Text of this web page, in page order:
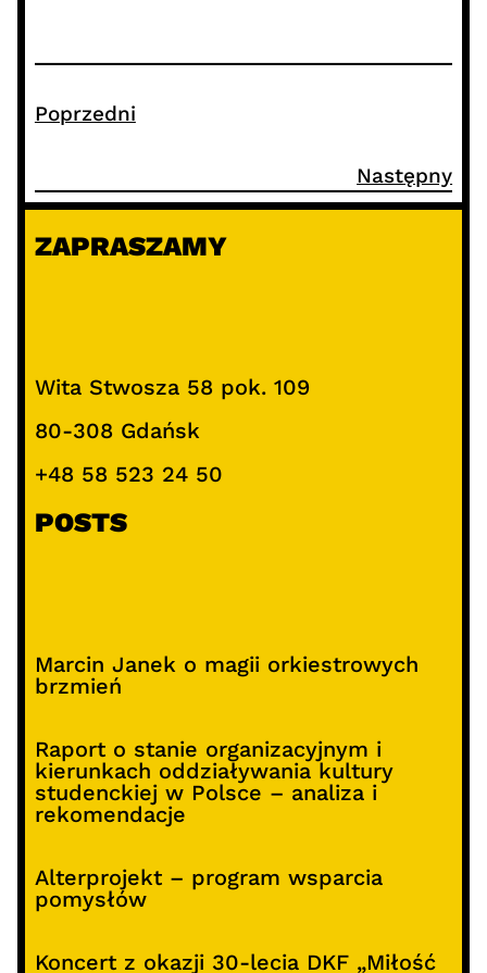
Poprzedni
Następny
ZAPRASZAMY
Wita Stwosza 58 pok. 109
80-308 Gdańsk
+48 58 523 24 50
POSTS
Marcin Janek o magii orkiestrowych
brzmień
Raport o stanie organizacyjnym i
kierunkach oddziaływania kultury
studenckiej w Polsce – analiza i
rekomendacje
Alterprojekt – program wsparcia
pomysłów
Koncert z okazji 30-lecia DKF „Miłość